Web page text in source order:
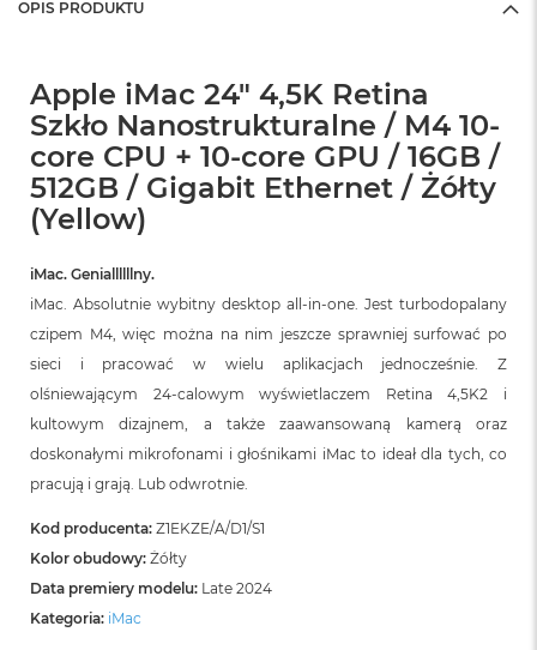
OPIS PRODUKTU
Apple iMac 24" 4,5K Retina
Szkło Nanostrukturalne / M4 10-
core CPU + 10-core GPU / 16GB /
512GB / Gigabit Ethernet / Żółty
(Yellow)
iMac. Geniallllllny.
iMac. Absolutnie wybitny desktop all‑in‑one. Jest turbodopalany
czipem M4, więc można na nim jeszcze sprawniej surfować po
sieci i pracować w wielu aplikacjach jednocześnie. Z
olśniewającym 24‑calowym wyświetlaczem Retina 4,5K2 i
kultowym dizajnem, a także zaawansowaną kamerą oraz
doskonałymi mikrofonami i głośnikami iMac to ideał dla tych, co
pracują i grają. Lub odwrotnie.
Kod producenta: Z1EKZE/A/D1/S1
Kolor obudowy: Żółty
Data premiery modelu: Late 2024
Kategoria: iMac